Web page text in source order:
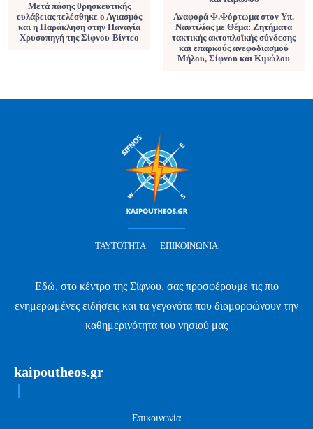
Μετά πάσης θρησκευτικής
ευλάβειας τελέσθηκε ο Αγιασμός
και η Παράκληση στην Παναγία
Χρυσοπηγή της Σίφνου-Βίντεο
Αναφορά Φ.Φόρτωμα στον Υπ.
Ναυτιλίας με Θέμα: Ζητήματα
τακτικής ακτοπλοϊκής σύνδεσης
και επαρκούς ανεφοδιασμού
Μήλου, Σίφνου και Κιμώλου
ΤΑΥΤΌΤΗΤΑ ΕΠΙΚΟΙΝΩΝΊΑ
Εδώ, στο κέντρο της Σίφνου, σας προσφέρουμε τις πιο
ενημερωμένες ειδήσεις και τα γεγονότα που διαμορφώνουν την
καθημερινότητα του νησιού μας
kaipoutheos.gr
Επικοινωνία